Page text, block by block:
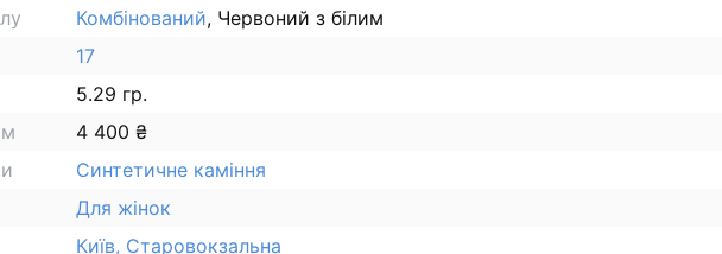
Комбінований, Червоний з білим
17
5.29 гр.
4 400 ₴
Синтетичне каміння
Для жінок
Київ, Старовокзальна